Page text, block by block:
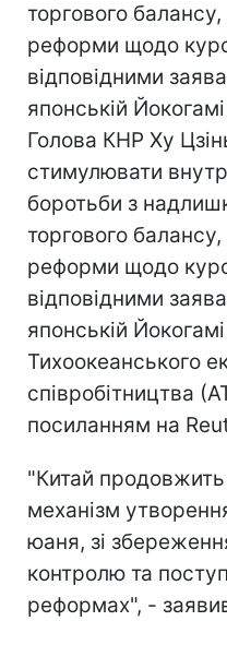
торгового
реформи щодо
відповідними
японській
Голова КНР Ху
стимулювати
боротьби з
торгового
реформи щодо
відповідними
японській
Тихоокеанського
співробітництва
посиланням на
"Китай
механізм
юаня, зі
контролю та
реформах", -